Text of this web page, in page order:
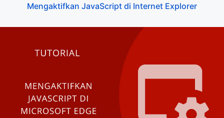
Mengaktifkan JavaScript di Internet Explorer